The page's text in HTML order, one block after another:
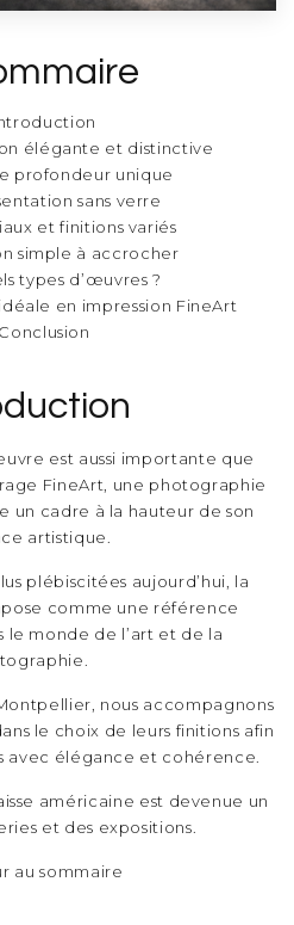
élégante et distinctive
profondeur unique
sans verre
et finitions variés
simple à accrocher
types d’œuvres ?
en impression FineArt
Conclusion
est aussi importante que
FineArt, une photographie
un cadre à la hauteur de son
artistique.
plébiscitées aujourd’hui, la
comme une référence
le monde de l’art et de la
nous accompagnons
le choix de leurs finitions afin
avec élégance et cohérence.
américaine est devenue un
et des expositions.
au sommaire